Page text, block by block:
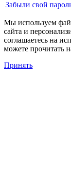
Забыли свой
Мы используем
сайта и
соглашаетесь на
можете прочитать
Принять